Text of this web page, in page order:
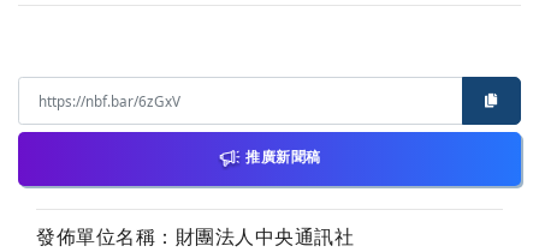
推廣新聞稿
發佈單位名稱：財團法人中央通訊社